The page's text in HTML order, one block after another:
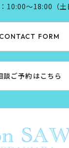
10:00～18:00（土
CONTACT FORM
談ご予約はこちら